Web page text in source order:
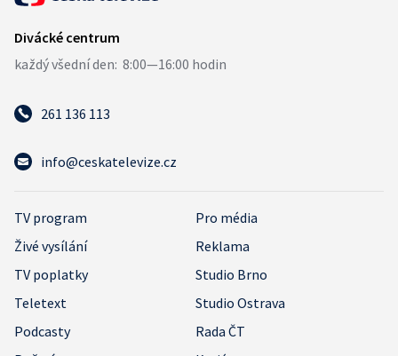
261 136 113
info@ceskatelevize.cz
TV program
Pro média
Živé vysílání
Reklama
TV poplatky
Studio Brno
Teletext
Studio Ostrava
Podcasty
Rada ČT